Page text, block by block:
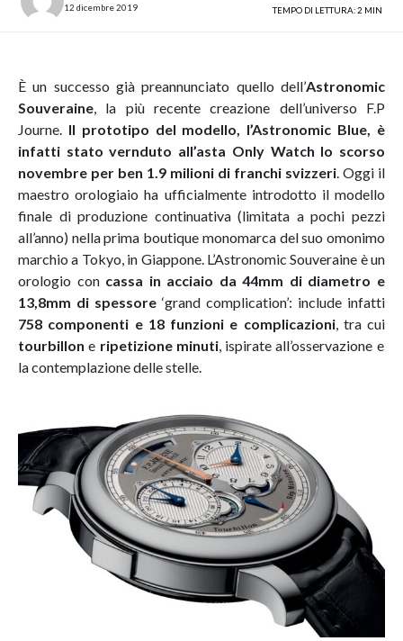
12 dicembre 2019
TEMPO DI LETTURA: 2 MIN
È un successo già preannunciato quello dell’Astronomic
Souveraine, la più recente creazione dell’universo F.P
Journe. Il prototipo del modello, l’Astronomic Blue, è
infatti stato vernduto all’asta Only Watch lo scorso
novembre per ben 1.9 milioni di franchi svizzeri. Oggi il
maestro orologiaio ha ufficialmente introdotto il modello
finale di produzione continuativa (limitata a pochi pezzi
all’anno) nella prima boutique monomarca del suo omonimo
marchio a Tokyo, in Giappone. L’Astronomic Souveraine è un
orologio con cassa in acciaio da 44mm di diametro e
13,8mm di spessore ‘grand complication’: include infatti
758 componenti e 18 funzioni e complicazioni, tra cui
tourbillon e ripetizione minuti, ispirate all’osservazione e
la contemplazione delle stelle.